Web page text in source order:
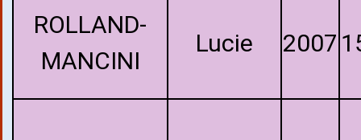
ROLLAND-
MANCINI
Lucie 2007